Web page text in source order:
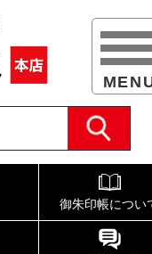
御朱印帳につい